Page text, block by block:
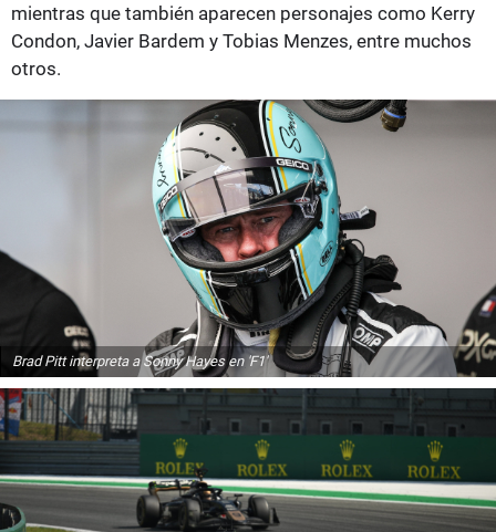
mientras que también aparecen personajes como Kerry
Condon, Javier Bardem y Tobias Menzes, entre muchos
otros.
Brad Pitt interpreta a Sonny Hayes en 'F1'